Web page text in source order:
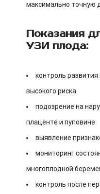
максимально точную
Показания
УЗИ плода:
контроль
высокого риска
подозрение на
плаценте и пуповине
выявление
мониторинг
многоплодной
контроль после